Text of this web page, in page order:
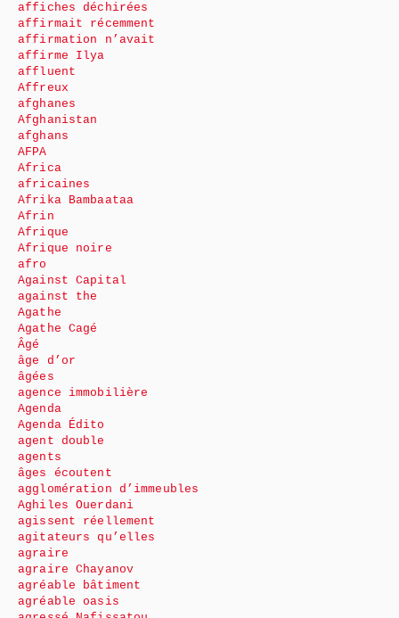
affiches déchirées
affirmait récemment
affirmation n’avait
affirme Ilya
affluent
Affreux
afghanes
Afghanistan
afghans
AFPA
Africa
africaines
Afrika Bambaataa
Afrin
Afrique
Afrique noire
afro
Against Capital
against the
Agathe
Agathe Cagé
Âgé
âge d’or
âgées
agence immobilière
Agenda
Agenda Édito
agent double
agents
âges écoutent
agglomération d’immeubles
Aghiles Ouerdani
agissent réellement
agitateurs qu’elles
agraire
agraire Chayanov
agréable bâtiment
agréable oasis